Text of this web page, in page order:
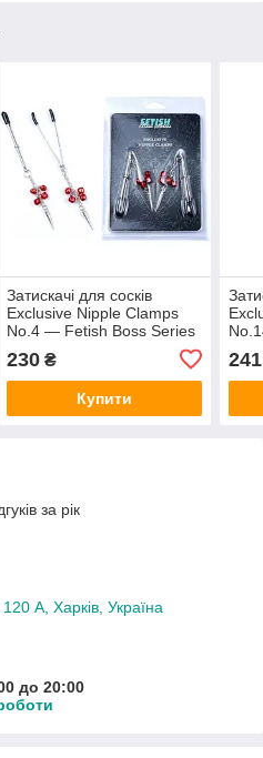
Затискачі для сосків
Exclusive Nipple Clamps
No.4 — Fetish Boss Series
230₴
Купити
241
за рік
А, Харків, Україна
до 20:00